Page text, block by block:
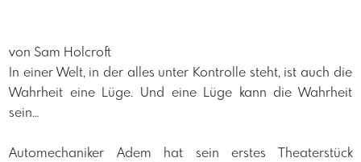
von Sam Holcroft
In einer Welt, in der alles unter Kontrolle steht, ist auch die
Wahrheit eine Lüge. Und eine Lüge kann die Wahrheit
sein…
Automechaniker Adem hat sein erstes Theaterstück